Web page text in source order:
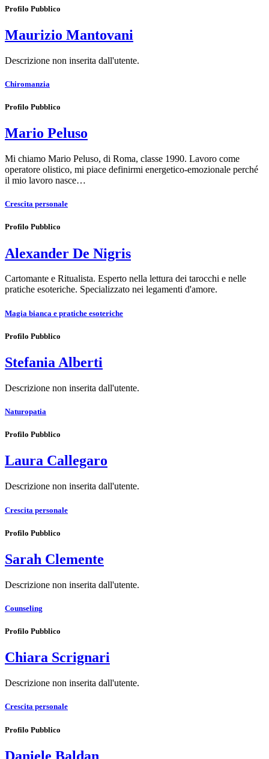
Profilo Pubblico
Maurizio Mantovani
Descrizione non inserita dall'utente.
Chiromanzia
Profilo Pubblico
Mario Peluso
Mi chiamo Mario Peluso, di Roma, classe 1990. Lavoro come
operatore olistico, mi piace definirmi energetico-emozionale perché
il mio lavoro nasce…
Crescita personale
Profilo Pubblico
Alexander De Nigris
Cartomante e Ritualista. Esperto nella lettura dei tarocchi e nelle
pratiche esoteriche. Specializzato nei legamenti d'amore.
Magia bianca e pratiche esoteriche
Profilo Pubblico
Stefania Alberti
Descrizione non inserita dall'utente.
Naturopatia
Profilo Pubblico
Laura Callegaro
Descrizione non inserita dall'utente.
Crescita personale
Profilo Pubblico
Sarah Clemente
Descrizione non inserita dall'utente.
Counseling
Profilo Pubblico
Chiara Scrignari
Descrizione non inserita dall'utente.
Crescita personale
Profilo Pubblico
Daniele Baldan